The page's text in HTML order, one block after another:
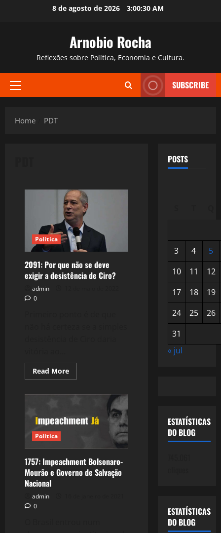
8 de agosto de 2026 3:00:31 AM
Arnobio Rocha
Reflexões sobre Política, Economia e Cultura.
Primary
SUBSCRIBE
Home PDT
Política
2091: Por que não se deve
exigir a desistência de Ciro?
admin
0
Read MoreRead
more
Por
se
deve
desistência
Ciro?
Política
1757: Impeachment Bolsonaro-
Mourão e Governo de Salvação
Nacional
admin
0
POSTS
3 4
5
10
11
12
17
18
19
24
25
26
31
« jul
ESTATÍSTICAS
DO BLOG
ESTATÍSTICAS
DO BLOG